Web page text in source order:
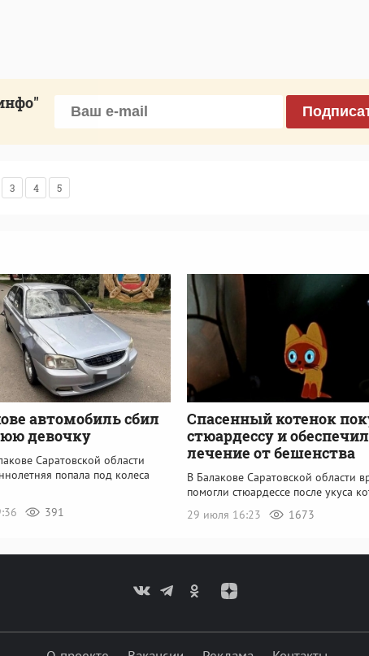
3 4 5
автомобиль сбил
девочку
Саратовской области
попала под колеса
391
Спасенный котенок
стюардессу и
лечение от бешенства
В Балакове Саратовской области
помогли стюардессе после укуса
29 июля 16:23
1673